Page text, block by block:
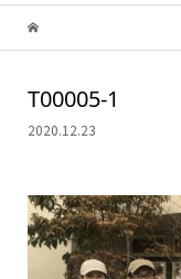
T00005-1
2020.12.23